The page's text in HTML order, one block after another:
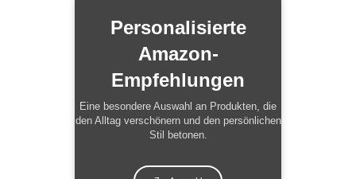
Personalisierte
Amazon-
Empfehlungen
Eine besondere Auswahl an Produkten, die
den Alltag verschönern und den persönlichen
Stil betonen.